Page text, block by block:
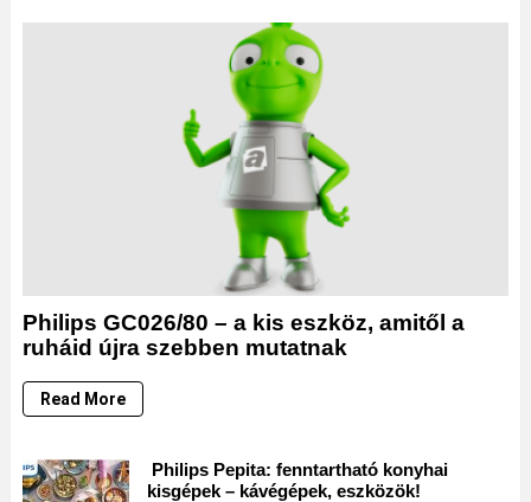
Philips GC026/80 – a kis eszköz, amitől a
ruháid újra szebben mutatnak
Read More
Philips Pepita: fenntartható konyhai
kisgépek – kávégépek, eszközök!